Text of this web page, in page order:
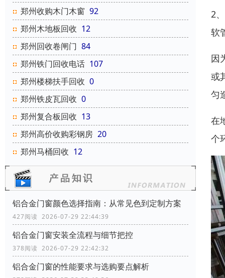
郑州收购木门木窗 92
郑州木地板回收 12
郑州回收卷闸门 84
郑州铁门回收电话 107
郑州楼梯扶手回收 0
郑州铁皮瓦回收 0
郑州复合板回收 13
郑州高价收购彩钢房 20
郑州马桶回收 12
铝合金门窗颜色选择指南：从常见色到定制方案
427阅读 2026-07-29 22:44:39
铝合金门窗安装全流程与细节把控
378阅读 2026-07-29 22:42:32
铝合金门窗的性能要求与选购要点解析
2
软
因
或
匀
在
个